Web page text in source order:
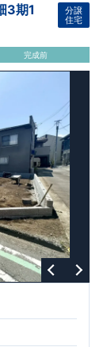
3期1
分譲
住宅
完成前